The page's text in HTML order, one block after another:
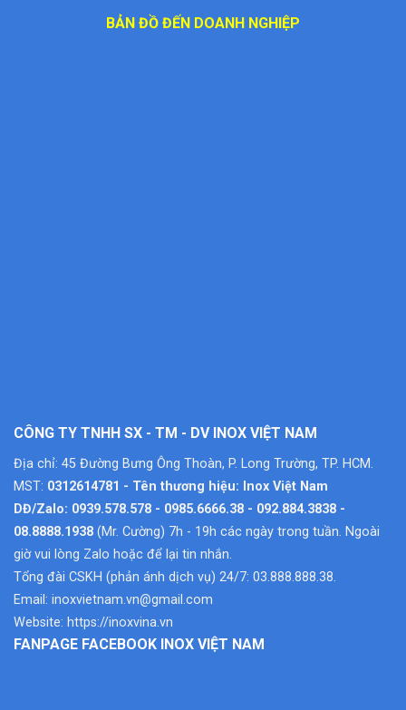
BẢN ĐỒ ĐẾN DOANH NGHIỆP
CÔNG TY TNHH SX - TM - DV INOX VIỆT NAM
Địa chỉ: 45 Đường Bưng Ông Thoàn, P. Long Trường, TP. HCM.
MST: 0312614781 - Tên thương hiệu: Inox Việt Nam
DĐ/Zalo: 0939.578.578 - 0985.6666.38 - 092.884.3838 -
08.8888.1938 (Mr. Cường) 7h - 19h các ngày trong tuần. Ngoài
giờ vui lòng Zalo hoặc để lại tin nhắn.
Tổng đài CSKH (phản ánh dịch vụ) 24/7: 03.888.888.38.
Email: inoxvietnam.vn@gmail.com
Website: https://inoxvina.vn
FANPAGE FACEBOOK INOX VIỆT NAM